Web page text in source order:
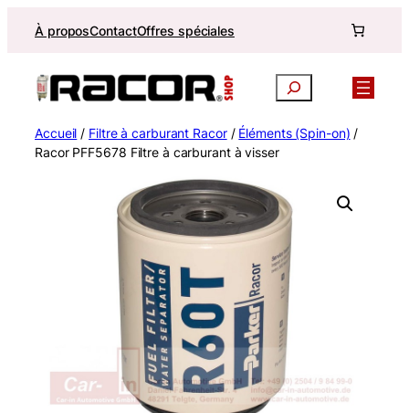
À proposContactOffres spéciales
Recherche
Accueil / Filtre à carburant Racor/ Éléments (Spin-on) /
Racor PFF5678 Filtre à carburant à visser